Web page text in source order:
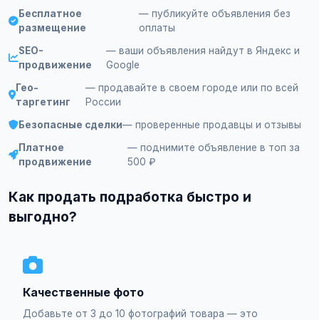
Бесплатное
размещение
— публикуйте объявления без
оплаты
SEO-
продвижение
— ваши объявления найдут в Яндекс и
Google
Гео-
таргетинг
— продавайте в своем городе или по всей
России
Безопасные сделки— проверенные продавцы и отзывы
Платное
продвижение
— поднимите объявление в топ за
500 ₽
Как продать подработка быстро и
выгодно?
Качественные фото
Добавьте от 3 до 10 фотографий товара — это